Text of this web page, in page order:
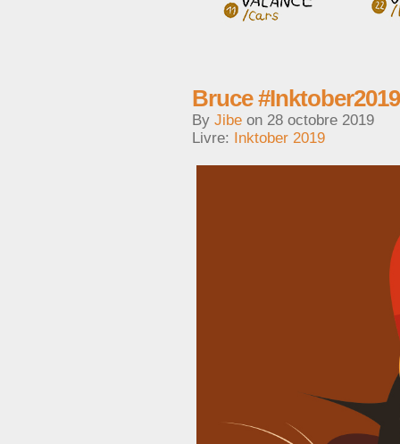
Bruce #Inktober2019
By Jibe on 28 octobre 2019
Livre: Inktober 2019